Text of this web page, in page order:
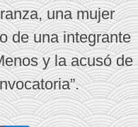
una mujer
de una integrante
y la acusó de